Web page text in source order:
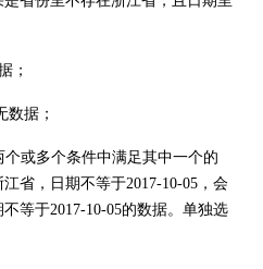
；
数据；
个或多个条件中满足其中一个的
省，日期不等于2017-10-05，会
等于2017-10-05的数据。单独选